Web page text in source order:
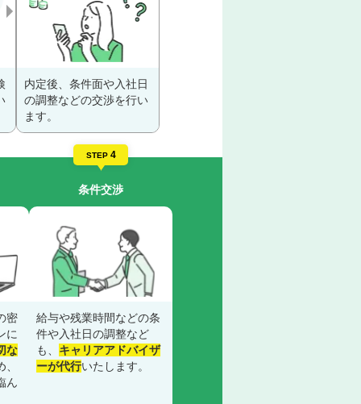
内定後、条件面や入社日
の調整などの交渉を行い
ます。
密
に
な
ん
STEP 4
条件交渉
給与や残業時間などの条
件や入社日の調整など
も、 キャリアアドバイザ
ーが代行いたします。